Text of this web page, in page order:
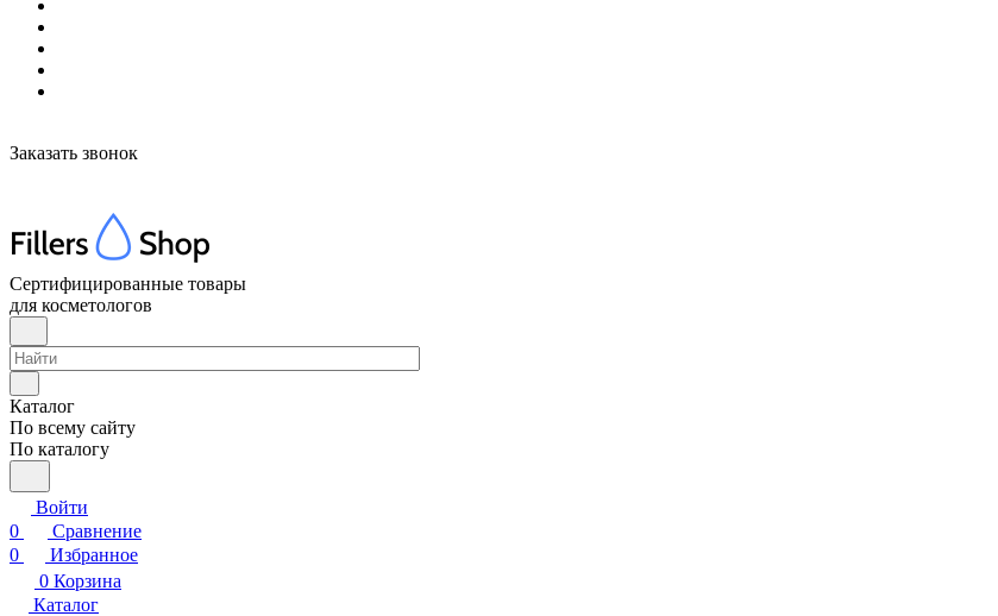
Заказать звонок
Сертифицированные товары
для косметологов
Каталог
По всему сайту
По каталогу
Войти
0
Сравнение
0
Избранное
0 Корзина
Каталог